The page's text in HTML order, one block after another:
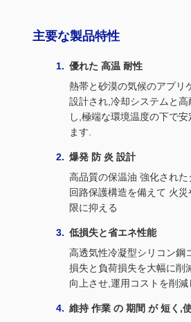
主要な製品特性
優れた 高温 耐性
熱帯と砂漠の気候のアプリ
設計され,冷却システムと
し,極端な環境温度の下で
ます.
爆発 防 炎 設計
高品質の保温油 強化され
回路保護構造を備えて 火
限に抑える
低損失と省エネ性能
高透気性冷凝型シリコン鋼
損失と負荷損失を大幅に削
向上させ,運用コストを削減
維持 作業 の 期間 が 短く,